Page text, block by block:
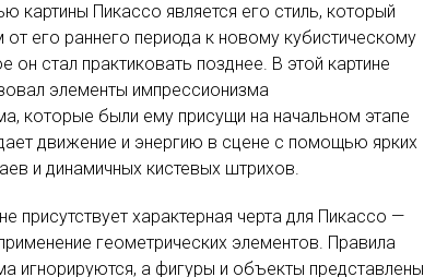
картины Пикассо является его стиль, который
от его раннего периода к новому кубистическому
он стал практиковать позднее. В этой картине
элементы импрессионизма
которые были ему присущи на начальном этапе
движение и энергию в сцене с помощью ярких
и динамичных кистевых штрихов.
присутствует характерная черта для Пикассо —
геометрических элементов. Правила
игнорируются, а фигуры и объекты представлены